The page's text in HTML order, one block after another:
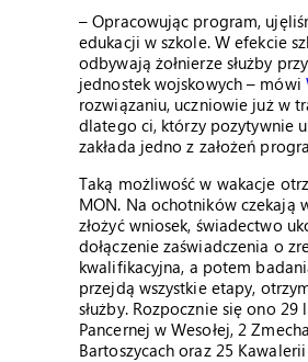
– Opracowując program,
edukacji w szkole. W efekcie
odbywają żołnierze służby
jednostek wojskowych – mówi
rozwiązaniu, uczniowie już w
dlatego ci, którzy pozytywnie
zakłada jedno z założeń
Taką możliwość w wakacje
MON. Na ochotników czekają
złożyć wniosek, świadectwo
dołączenie zaświadczenia o
kwalifikacyjna, a potem
przejdą wszystkie etapy,
służby. Rozpocznie się ono
Pancernej w Wesołej, 2
Bartoszycach oraz 25